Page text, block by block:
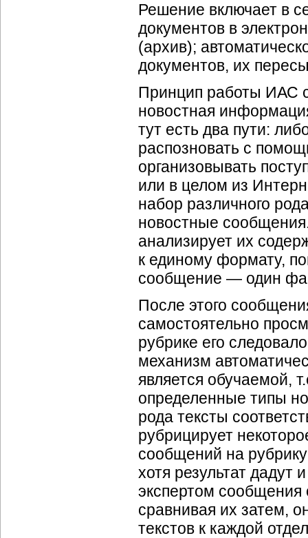
Решение включает в
документов в
(архив);
документов, их
Принцип работы ИАС
новостная
тут есть два пути:
распозновать с
организовывать
или в целом из
набор различного
новостные
анализирует их
к единому формату,
сообщение — один
После этого
самостоятельно
рубрике его
механизм
является обучаемой,
определенные типы
рода тексты
рубрицирует
сообщений на
хотя результат дадут
экспертом сообщения
сравнивая их затем,
текстов к каждой